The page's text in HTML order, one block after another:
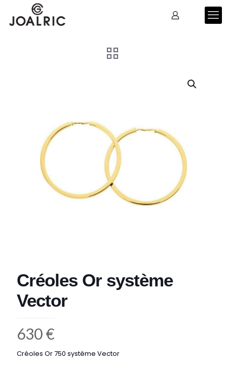
Créoles Or système
Vector
630€
Créoles Or 750 système Vector